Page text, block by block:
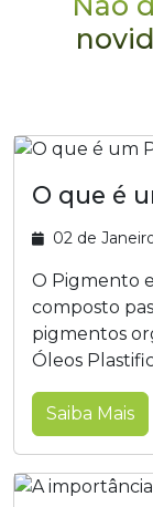
O que é
02 de
O Pigmento
composto
pigmentos
Óleos
Saiba Mais